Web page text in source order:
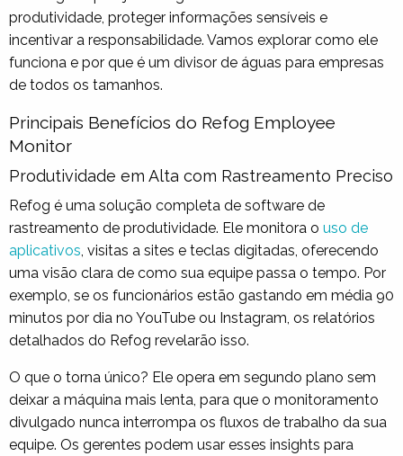
produtividade, proteger informações sensíveis e
incentivar a responsabilidade. Vamos explorar como ele
funciona e por que é um divisor de águas para empresas
de todos os tamanhos.
Principais Benefícios do Refog Employee
Monitor
Produtividade em Alta com Rastreamento Preciso
Refog é uma solução completa de software de
rastreamento de produtividade. Ele monitora o uso de
aplicativos, visitas a sites e teclas digitadas, oferecendo
uma visão clara de como sua equipe passa o tempo. Por
exemplo, se os funcionários estão gastando em média 90
minutos por dia no YouTube ou Instagram, os relatórios
detalhados do Refog revelarão isso.
O que o torna único? Ele opera em segundo plano sem
deixar a máquina mais lenta, para que o monitoramento
divulgado nunca interrompa os fluxos de trabalho da sua
equipe. Os gerentes podem usar esses insights para